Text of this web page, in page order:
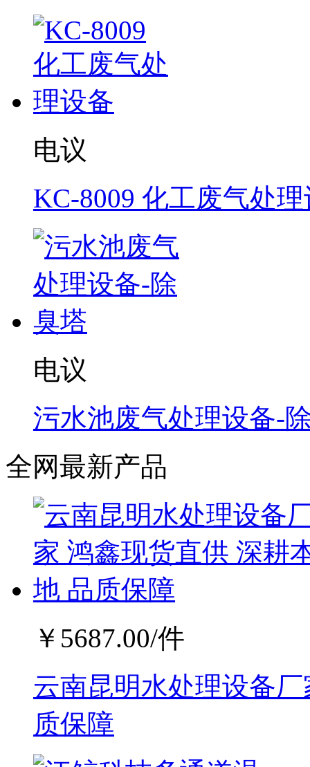
电议
KC-8009 化工废气处
电议
污水池废气处理设备-
全网最新产品
￥ 5687.00/件
云南昆明水处理设备
质保障